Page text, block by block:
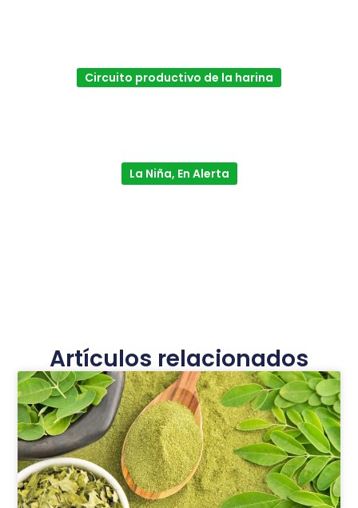
Circuito productivo de la harina
La Niña, En Alerta
Artículos relacionados